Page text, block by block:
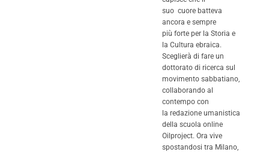
suo cuore batteva
ancora e sempre
più forte per la Storia e
la Cultura ebraica.
Sceglierà di fare un
dottorato di ricerca sul
movimento sabbatiano,
collaborando al
contempo con
la redazione umanistica
della scuola online
Oilproject. Ora vive
spostandosi tra Milano,